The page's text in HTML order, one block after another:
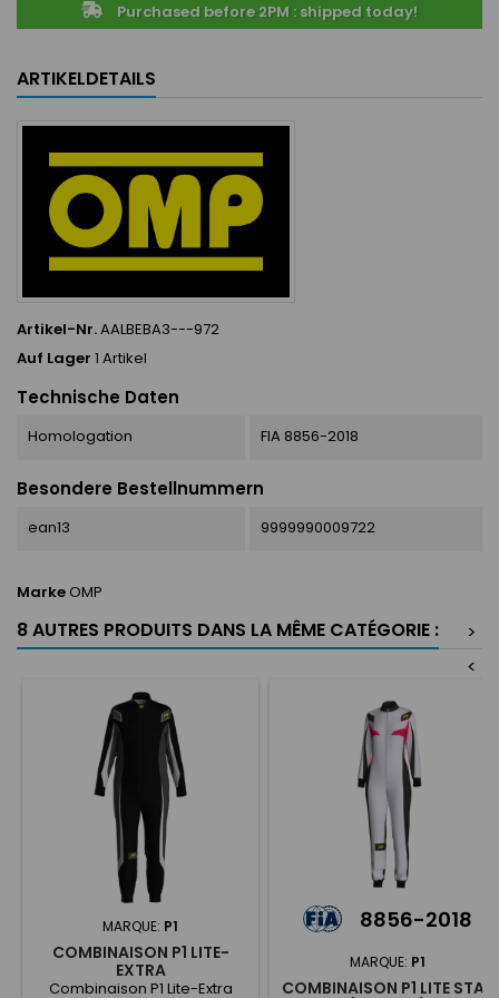
Purchased before 2PM : shipped today!
ARTIKELDETAILS
Artikel-Nr.AALBEBA3---972
Auf Lager 1 Artikel
Technische Daten
Homologation FIA 8856-2018
Besondere Bestellnummern
ean13 9999990009722
MarkeOMP
8 AUTRES PRODUITS DANS LA MÊME CATÉGORIE :
>
<
MARQUE: P1
COMBINAISON P1 LITE-
EXTRA
Combinaison P1 Lite-Extra
8856-2018
MARQUE: P1
COMBINAISON P1 LITE STAR